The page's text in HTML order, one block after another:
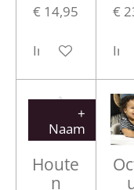
€ 14,95
In winkelwagen
€
In
+
Naam
Houte
n